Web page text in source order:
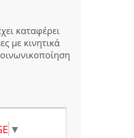
καταφέρει
με κινητικά
▼